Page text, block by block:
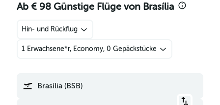
Ab € 98 Günstige Flüge von Brasília
Hin- und Rückflug
1 Erwachsene*r, Economy, 0 Gepäckstücke
Brasília (BSB)